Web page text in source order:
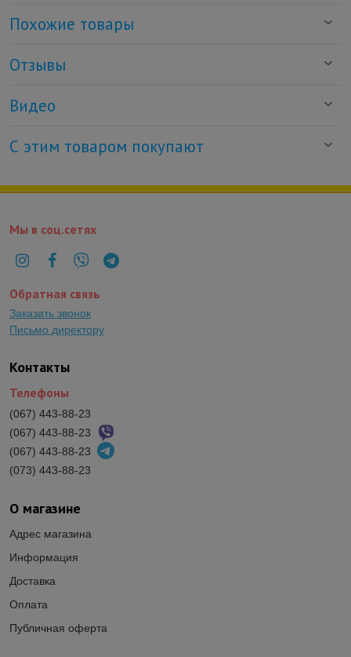
Похожие товары
Отзывы
Видео
С этим товаром покупают
О магазине
Адрес магазина
Информация
Доставка
Оплата
Публичная оферта
Контакты
Телефоны
(067) 443-88-23
(067) 443-88-23
(067) 443-88-23
(073) 443-88-23
Мы в соц.сетях
Обратная связь
Заказать звонок
Письмо директору